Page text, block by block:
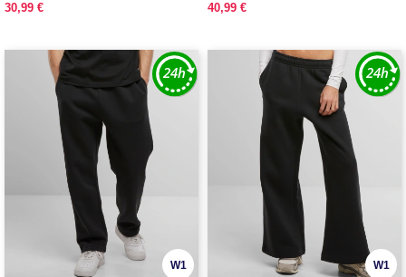
30,99 €
40,99 €
W1 W1